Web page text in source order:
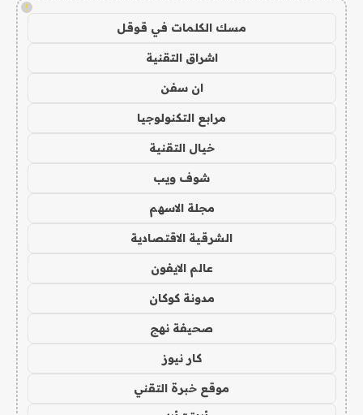
!
مسك الكلمات في قوقل
اشراق التقنية
ان سفن
مرابع التكنولوجيا
خيال التقنية
شوف ويب
مجلة الاسهم
الشرقية الاقتصادية
عالم الايفون
مدونة كوكان
صحيفة نهج
كار نيوز
موقع خبرة التقني